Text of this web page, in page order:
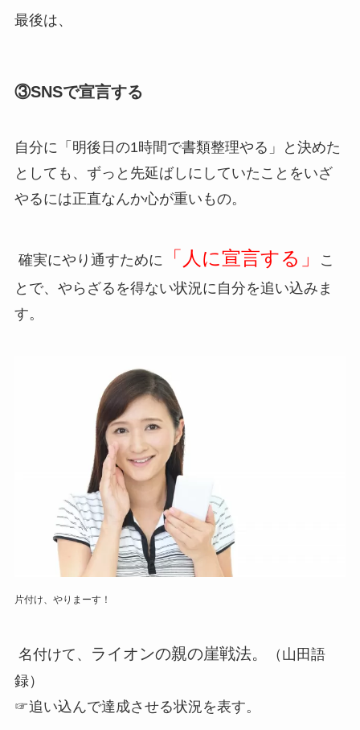
最後は、
③SNSで宣言する
自分に「明後日の1時間で書類整理やる」と決めた
としても、ずっと先延ばしにしていたことをいざ
やるには正直なんか心が重いもの。
確実にやり通すために 「人に宣言する」
こ
とで、やらざるを得ない状況に自分を追い込みま
す。
片付け、やりまーす！
名付けて、 ライオンの親の崖戦法。
（山田語
録）
☞追い込んで達成させる状況を表す。